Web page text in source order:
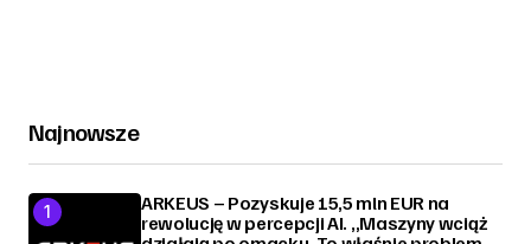
Najnowsze
ARKEUS – Pozyskuje 15,5 mln EUR na
rewolucję w percepcji AI. „Maszyny wciąż